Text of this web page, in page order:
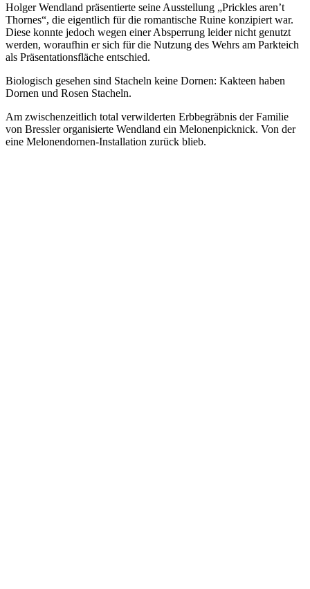
Holger Wendland präsentierte seine Ausstellung „Prickles aren’t
Thornes“, die eigentlich für die romantische Ruine konzipiert war.
Diese konnte jedoch wegen einer Absperrung leider nicht genutzt
werden, woraufhin er sich für die Nutzung des Wehrs am Parkteich
als Präsentationsfläche entschied.
Biologisch gesehen sind Stacheln keine Dornen: Kakteen haben
Dornen und Rosen Stacheln.
Am zwischenzeitlich total verwilderten Erbbegräbnis der Familie
von Bressler organisierte Wendland ein Melonenpicknick. Von der
eine Melonendornen-Installation zurück blieb.